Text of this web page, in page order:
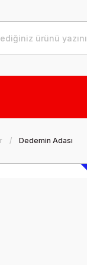
Dedemin Adası